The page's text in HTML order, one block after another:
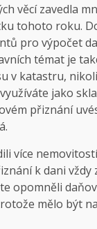
věcí zavedla
tohoto roku.
pro výpočet
témat je
v katastru,
jako
přiznání
více
k dani vždy
opomněli
mělo být